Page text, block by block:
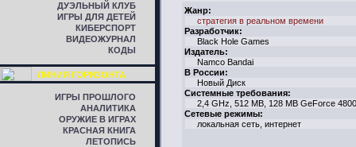
ДУЭЛЬНЫЙ КЛУБ
ИГРЫ ДЛЯ ДЕТЕЙ
КИБЕРСПОРТ
ВИДЕОЖУРНАЛ
КОДЫ
ЛИНИЯ ГОРИЗОНТА
ИГРЫ ПРОШЛОГО
АНАЛИТИКА
ОРУЖИЕ В ИГРАХ
КРАСНАЯ КНИГА
ЛЕТОПИСЬ
Жанр:
стратегия в реальном времени
Разработчик:
Black Hole Games
Издатель:
Namco Bandai
В России:
Новый Диск
Системные требования:
2,4 GHz, 512 MB, 128 MB GeForce
Сетевые режимы:
локальная сеть, интернет